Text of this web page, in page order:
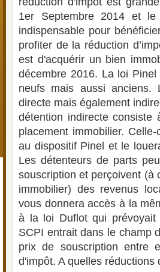
1er Septembre 2014 et
indispensable pour
profiter de la réduction
est d'acquérir un bien
décembre 2016. La loi
neufs mais aussi anciens.
directe mais également
détention indirecte
placement immobilier.
au dispositif Pinel et le
Les détenteurs de parts
souscription et perçoivent (à
immobilier) des revenus
vous donnera accès à la
à la loi Duflot qui
SCPI entrait dans le champ
prix de souscription entre
d'impôt. A quelles